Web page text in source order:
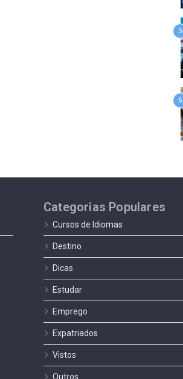
5
6
Categorias Populares
Cursos de Idiomas
Destino
Dicas
Estudar
Emprego
Expatriados
Vistos
Outros